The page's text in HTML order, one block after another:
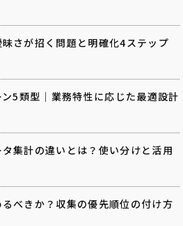
さが招く問題と明確化4ステップ
5類型｜業務特性に応じた最適設計
タ集計の違いとは？使い分けと活用
るべきか？収集の優先順位の付け方